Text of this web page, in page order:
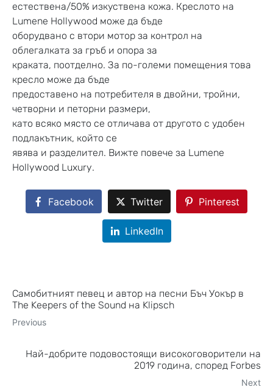
естествена/50% изкуствена кожа. Креслото на
Lumene Hollywood може да бъде
оборудвано с втори мотор за контрол на
облегалката за гръб и опора за
краката, поотделно. За по-големи помещения това
кресло може да бъде
предоставено на потребителя в двойни, тройни,
четворни и петорни размери,
като всяко място се отличава от другото с удобен
подлакътник, който се
явява и разделител. Вижте повече за Lumene
Hollywood Luxury.
Facebook Twitter Pinterest
LinkedIn
Самобитният певец и автор на песни Бъч Уокър в
The Keepers of the Sound на Klipsch
Previous
Най-добрите подовостоящи високоговорители на
2019 година, според Forbes
Next